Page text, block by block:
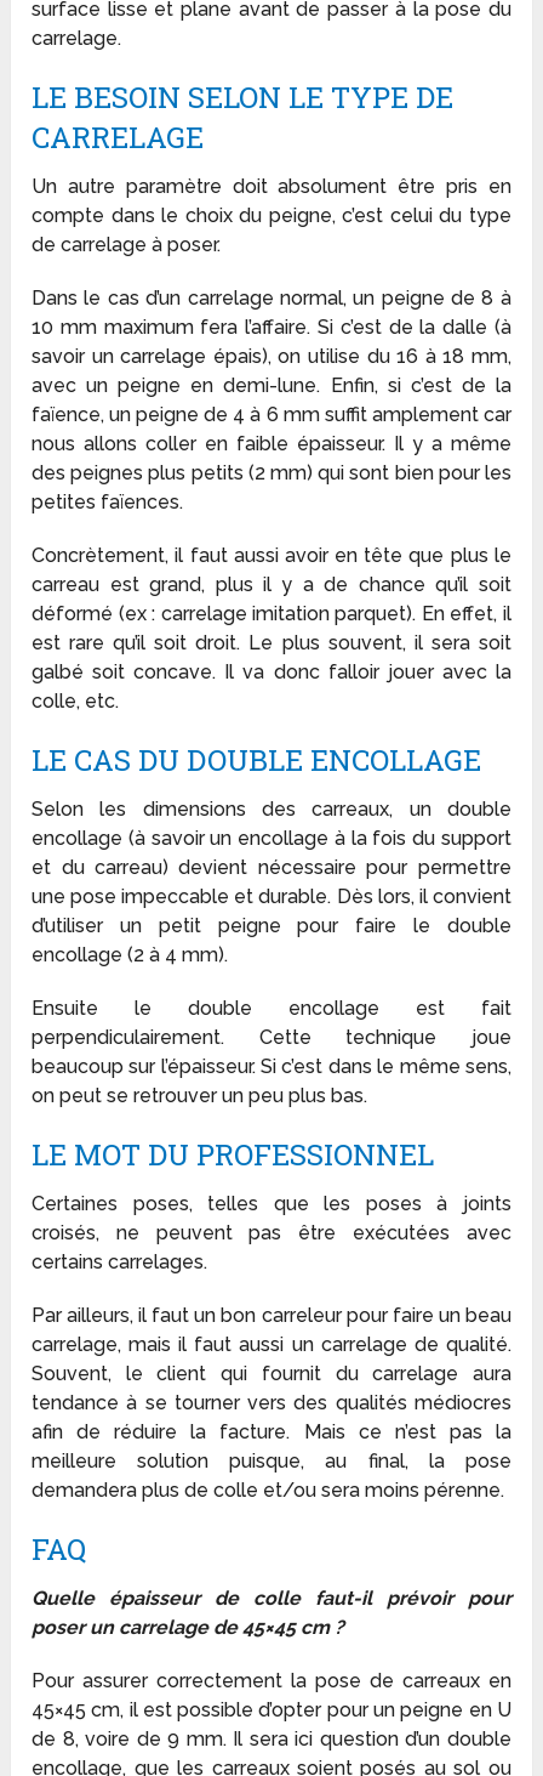
surface lisse et plane avant de passer à la pose du
carrelage.
LE BESOIN SELON LE TYPE DE
CARRELAGE
Un autre paramètre doit absolument être pris en
compte dans le choix du peigne, c’est celui du type
de carrelage à poser.
Dans le cas d’un carrelage normal, un peigne de 8 à
10 mm maximum fera l’affaire. Si c’est de la dalle (à
savoir un carrelage épais), on utilise du 16 à 18 mm,
avec un peigne en demi-lune. Enfin, si c’est de la
faïence, un peigne de 4 à 6 mm suffit amplement car
nous allons coller en faible épaisseur. Il y a même
des peignes plus petits (2 mm) qui sont bien pour les
petites faïences.
Concrètement, il faut aussi avoir en tête que plus le
carreau est grand, plus il y a de chance qu’il soit
déformé (ex : carrelage imitation parquet). En effet, il
est rare qu’il soit droit. Le plus souvent, il sera soit
galbé soit concave. Il va donc falloir jouer avec la
colle, etc.
LE CAS DU DOUBLE ENCOLLAGE
Selon les dimensions des carreaux, un double
encollage (à savoir un encollage à la fois du support
et du carreau) devient nécessaire pour permettre
une pose impeccable et durable. Dès lors, il convient
d’utiliser un petit peigne pour faire le double
encollage (2 à 4 mm).
Ensuite le double encollage est fait
perpendiculairement. Cette technique joue
beaucoup sur l’épaisseur. Si c’est dans le même sens,
on peut se retrouver un peu plus bas.
LE MOT DU PROFESSIONNEL
Certaines poses, telles que les poses à joints
croisés, ne peuvent pas être exécutées avec
certains carrelages.
Par ailleurs, il faut un bon carreleur pour faire un beau
carrelage, mais il faut aussi un carrelage de qualité.
Souvent, le client qui fournit du carrelage aura
tendance à se tourner vers des qualités médiocres
afin de réduire la facture. Mais ce n’est pas la
meilleure solution puisque, au final, la pose
demandera plus de colle et/ou sera moins pérenne.
FAQ
Quelle épaisseur de colle faut-il prévoir pour
poser un carrelage de 45×45 cm ?
Pour assurer correctement la pose de carreaux en
45×45 cm, il est possible d’opter pour un peigne en U
de 8, voire de 9 mm. Il sera ici question d’un double
encollage, que les carreaux soient posés au sol ou